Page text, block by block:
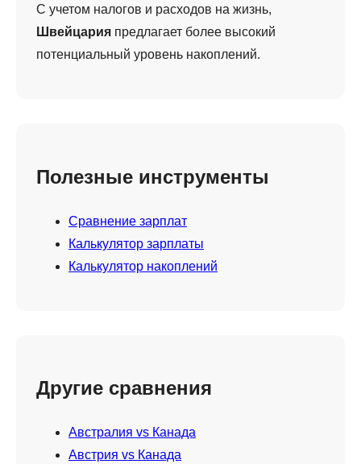
С учетом налогов и расходов на жизнь,
Швейцария предлагает более высокий
потенциальный уровень накоплений.
Полезные инструменты
Сравнение зарплат
Калькулятор зарплаты
Калькулятор накоплений
Другие сравнения
Австралия vs Канада
Австрия vs Канада